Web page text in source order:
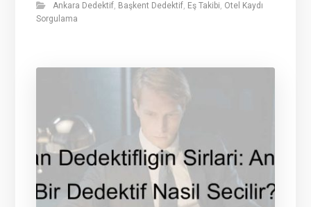
Ankara Dedektif, Başkent Dedektif, Eş Takibi, Otel Kaydı
Sorgulama